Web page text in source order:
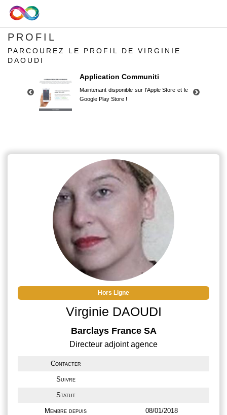
PROFIL
PARCOUREZ LE PROFIL DE VIRGINIE
DAOUDI
Application Communiti
Maintenant disponible sur l'Apple Store et le
Google Play Store !
Google Play Store !
Hors Ligne
Virginie DAOUDI
Barclays France SA
Directeur adjoint agence
Contacter
Suivre
Statut
Membre depuis 08/01/2018